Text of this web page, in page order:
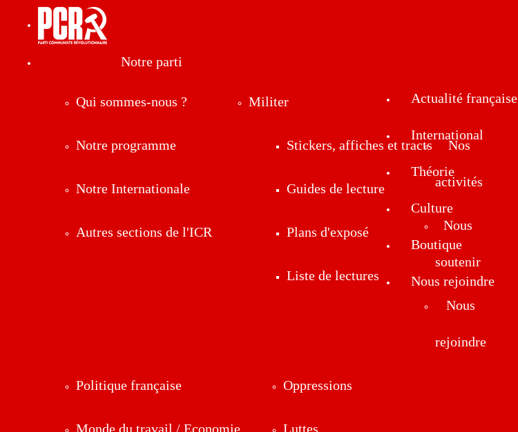
Notre parti
Qui sommes-nous ?
Notre programme
Notre Internationale
Autres sections de l'ICR
Militer
Stickers, affiches et tracts
Guides de lecture
Plans d'exposé
Liste de lectures
Nos
activités
Nous
soutenir
Nous
rejoindre
Actualité française
Politique française
Monde du travail / Economie
Oppressions
Luttes
International
Théorie
Culture
Boutique
Nous rejoindre